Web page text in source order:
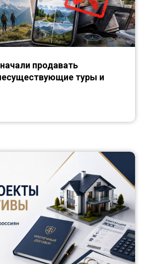
продавать
туры и